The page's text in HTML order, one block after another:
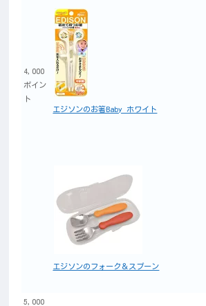
4,000
ポイン
ト
エジソンのお箸Baby ホワイト
エジソンのフォーク＆スプーン
5,000